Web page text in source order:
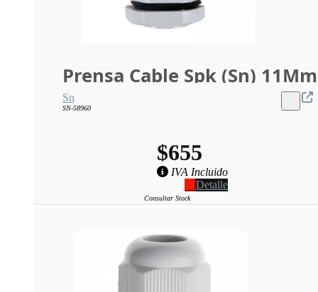
Prensa Cable Spk (Sn) 11Mm
Sn
SN-58960
$655
IVA Incluido
Detalle
Consultar Stock